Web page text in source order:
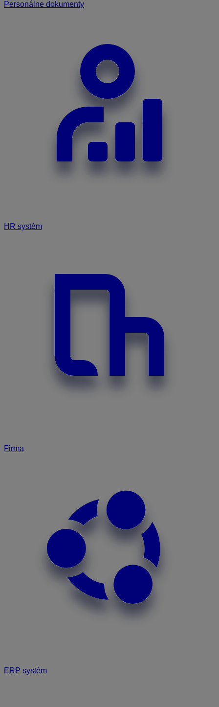
Personálne dokumenty
HR systém
Firma
ERP systém